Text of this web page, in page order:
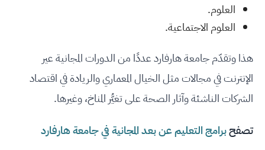
العلوم.
العلوم الاجتماعية.
هذا وتقدّم جامعة هارفارد عددًا من الدورات المجانية عير
الإنترنت في مجالات مثل الخيال المعماري والريادة في اقتصاد
الشركات الناشئة وآثار الصحة على تغيُّر المناخ، وغيرها.
تصفحبرامج التعليم عن بعد المجانية في جامعة هارفارد